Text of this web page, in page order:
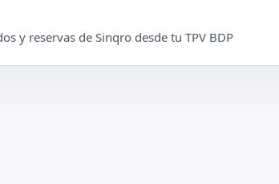
y reservas de Sinqro desde tu TPV BDP